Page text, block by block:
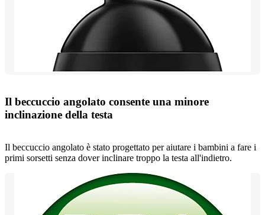
Il beccuccio angolato consente una minore
inclinazione della testa
Il beccuccio angolato è stato progettato per aiutare i bambini a fare i
primi sorsetti senza dover inclinare troppo la testa all'indietro.